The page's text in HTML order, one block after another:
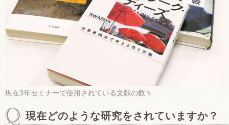
現在3年セミナーで使用されている文献の数々
現在どのような研究をされていますか？